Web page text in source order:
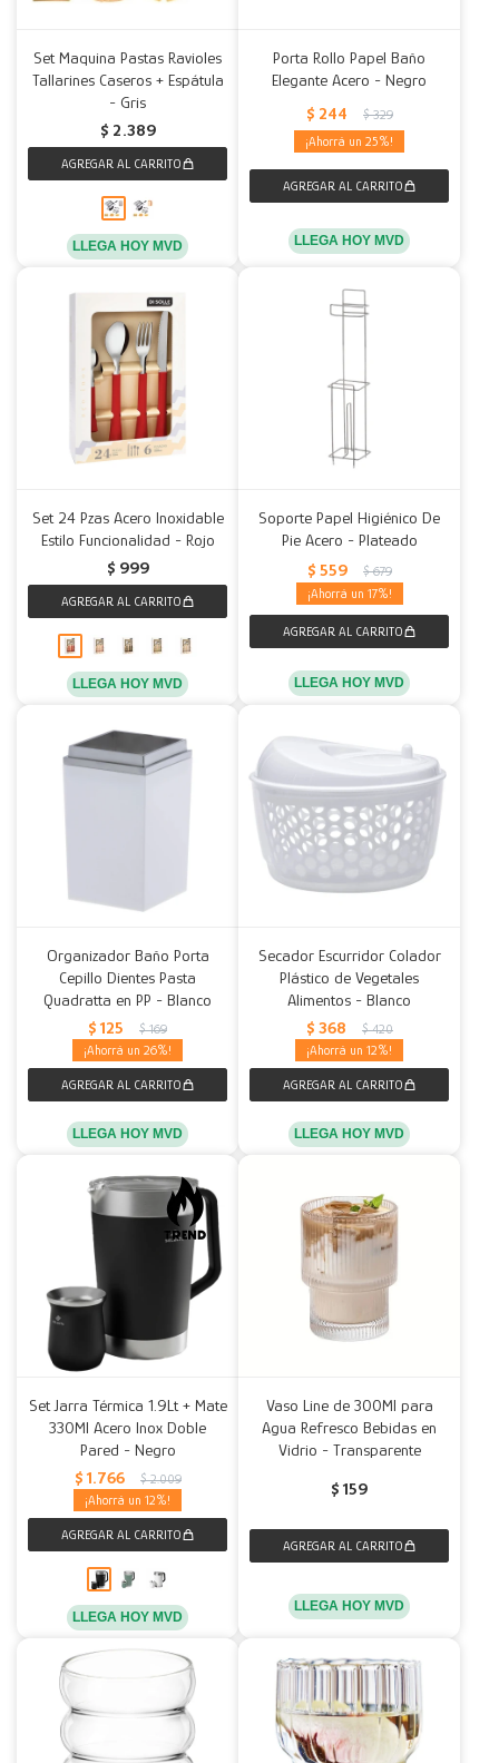
Set Maquina Pastas Ravioles
Tallarines Caseros + Espátula
- Gris
$ 2.389
LLEGA HOY MVD
Porta Rollo Papel Baño
Elegante Acero - Negro
$ 244 $ 329
25
LLEGA HOY MVD
Set 24 Pzas Acero Inoxidable
Estilo Funcionalidad - Rojo
$ 999
LLEGA HOY MVD
Soporte Papel Higiénico De
Pie Acero - Plateado
$ 559 $ 679
17
LLEGA HOY MVD
Organizador Baño Porta
Cepillo Dientes Pasta
Quadratta en PP - Blanco
$ 125 $ 169
26
LLEGA HOY MVD
Secador Escurridor Colador
Plástico de Vegetales
Alimentos - Blanco
$ 368 $ 420
12
LLEGA HOY MVD
Set Jarra Térmica 1.9Lt + Mate
330Ml Acero Inox Doble
Pared - Negro
$ 1.766 $ 2.009
12
LLEGA HOY MVD
Vaso Line de 300Ml para
Agua Refresco Bebidas en
Vidrio - Transparente
$ 159
LLEGA HOY MVD